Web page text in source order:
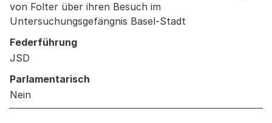
von Folter über ihren Besuch im
Untersuchungsgefängnis Basel-Stadt
Federführung
JSD
Parlamentarisch
Nein